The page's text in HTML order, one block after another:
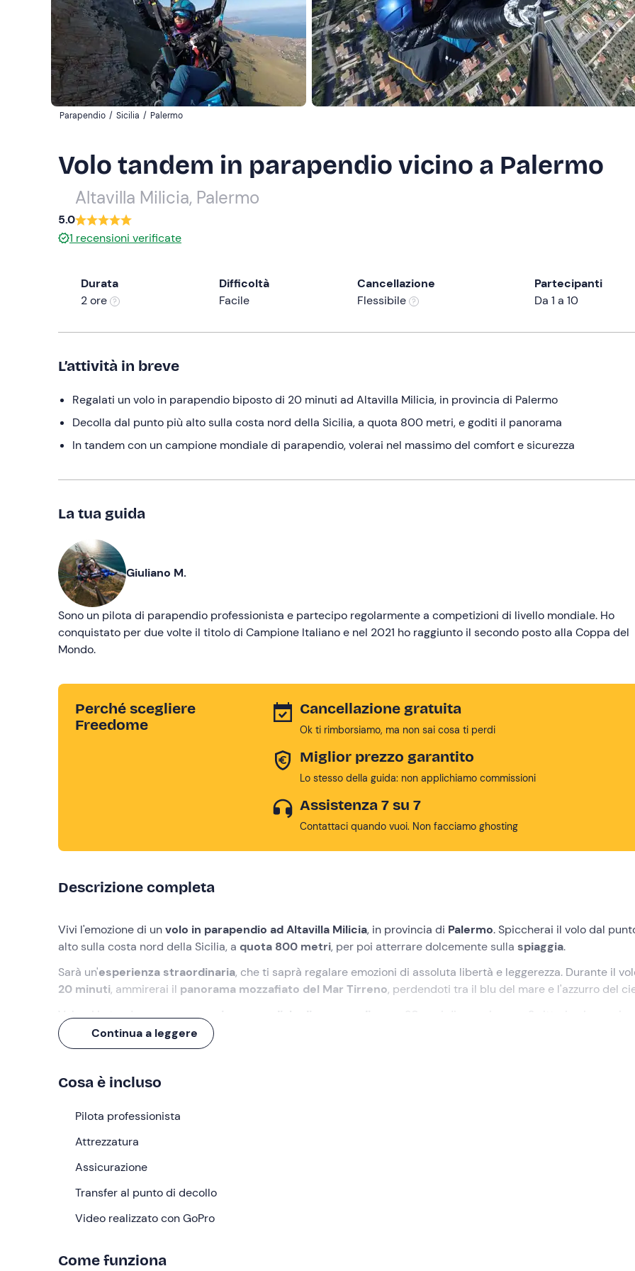
Parapendio / Sicilia / Palermo
Volo tandem in parapendio vicino a Palermo
Altavilla Milicia, Palermo
5.0
1 recensioni verificate
Durata
2 ore
Difficoltà
Facile
Cancellazione
Flessibile
Partecipanti
Da 1 a 10
L’attività in breve
Regalati un volo in parapendio biposto di 20 minuti ad Altavilla Milicia, in provincia di Palermo
Decolla dal punto più alto sulla costa nord della Sicilia, a quota 800 metri, e goditi il panorama
In tandem con un campione mondiale di parapendio, volerai nel massimo del comfort e sicurezza
La tua guida
Giuliano M.
Sono un pilota di parapendio professionista e partecipo regolarmente a competizioni di livello mondiale. Ho
conquistato per due volte il titolo di Campione Italiano e nel 2021 ho raggiunto il secondo posto alla Coppa del
Mondo.
Perché scegliere
Freedome
Cancellazione gratuita
Ok ti rimborsiamo, ma non sai cosa ti perdi
Miglior prezzo garantito
Lo stesso della guida: non applichiamo commissioni
Assistenza 7 su 7
Contattaci quando vuoi. Non facciamo ghosting
Descrizione completa
Vivi l'emozione di unvolo in parapendio ad Altavilla Milicia, in provincia di Palermo. Spiccherai il volo dal
alto sulla costa nord della Sicilia, a quota 800 metri, per poi atterrare dolcemente sulla spiaggia.
Sarà un'esperienza straordinaria, che ti saprà regalare emozioni di assoluta libertà e leggerezza. Durante il
20 minuti, ammirerai il panorama mozzafiato del Mar Tirreno, perdendoti tra il blu del mare e l'azzurro del
Volerai in tandem con uncampione mondiale di parapendio
, con 20 anni di esperienza e 2 vittorie ai
italiani, per il massimo della
sicurezza
del ventoe goderti il volo fino in fondo.
Tornerai a casa con un
Cosa faremo
di decollo via sterrato,
Svolgeremo poi un
fasi del volo e sulle norme di sicurezza per affrontare l'esperienza nel migliore dei modi. Indossata l'attrezzatura,
accorgercene, staremo fluttuando in aria!
Sospinti dalle correnti ascensionali, proveremo una sensazione di
Continua a leggere
Cosa è incluso
Pilota professionista
Attrezzatura
Assicurazione
Transfer al punto di decollo
Video realizzato con GoPro
Come funziona